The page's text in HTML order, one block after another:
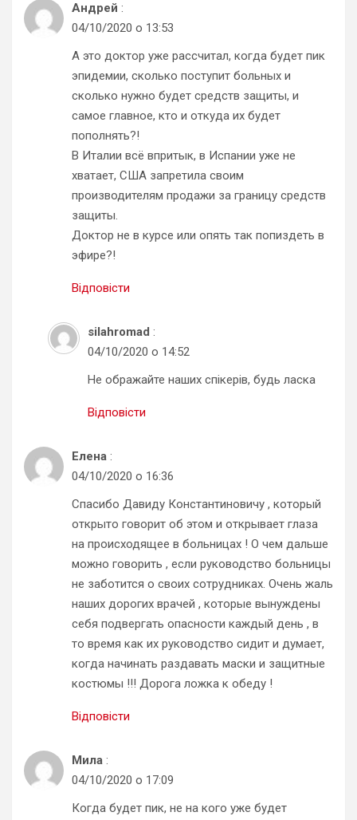
Андрей :
04/10/2020 о 13:53
А это доктор уже рассчитал, когда будет пик
эпидемии, сколько поступит больных и
сколько нужно будет средств защиты, и
самое главное, кто и откуда их будет
пополнять?!
В Италии всё впритык, в Испании уже не
хватает, США запретила своим
производителям продажи за границу средств
защиты.
Доктор не в курсе или опять так попиздеть в
эфире?!
Відповісти
silahromad :
04/10/2020 о 14:52
Не ображайте наших спікерів, будь ласка
Відповісти
Елена :
04/10/2020 о 16:36
Спасибо Давиду Константиновичу , который
открыто говорит об этом и открывает глаза
на происходящее в больницах ! О чем дальше
можно говорить , если руководство больницы
не заботится о своих сотрудниках. Очень жаль
наших дорогих врачей , которые вынуждены
себя подвергать опасности каждый день , в
то время как их руководство сидит и думает,
когда начинать раздавать маски и защитные
костюмы !!! Дорога ложка к обеду !
Відповісти
Мила :
04/10/2020 о 17:09
Когда будет пик, не на кого уже будет